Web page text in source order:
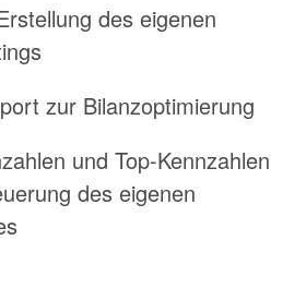
des eigenen
zur Bilanzoptimierung
und Top-Kennzahlen
des eigenen